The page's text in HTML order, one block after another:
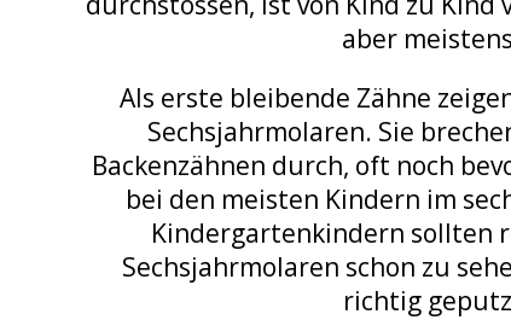
aber
Als erste bleibende Zähne
Sechsjahrmolaren. Sie
Backenzähnen durch, oft noch
bei den meisten Kindern im
Kindergartenkindern sollten
Sechsjahrmolaren schon zu
richtig